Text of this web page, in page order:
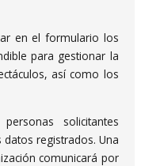
en el formulario los
para gestionar la
así como los
solicitantes
registrados. Una
comunicará por